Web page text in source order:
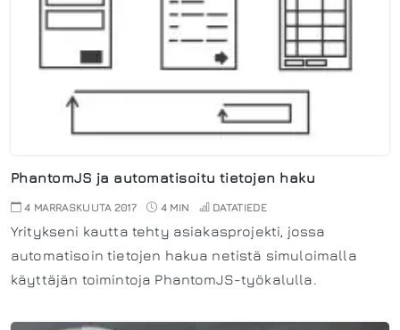
PhantomJS ja automatisoitu tietojen haku
4 MARRASKUUTA 2017 4 MIN DATATIEDE
Yritykseni kautta tehty asiakasprojekti, jossa
automatisoin tietojen hakua netistä simuloimalla
käyttäjän toimintoja PhantomJS-työkalulla.